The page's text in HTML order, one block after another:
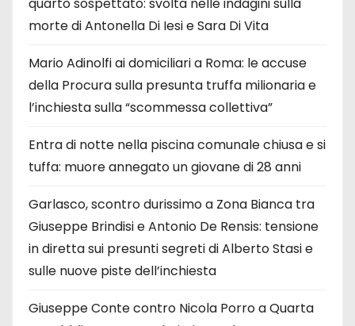
morte di Antonella Di Iesi e Sara Di Vita
Mario Adinolfi ai domiciliari a Roma: le accuse
della Procura sulla presunta truffa milionaria e
l’inchiesta sulla “scommessa collettiva”
Entra di notte nella piscina comunale chiusa e si
tuffa: muore annegato un giovane di 28 anni
Garlasco, scontro durissimo a Zona Bianca tra
Giuseppe Brindisi e Antonio De Rensis: tensione
in diretta sui presunti segreti di Alberto Stasi e
sulle nuove piste dell’inchiesta
Giuseppe Conte contro Nicola Porro a Quarta